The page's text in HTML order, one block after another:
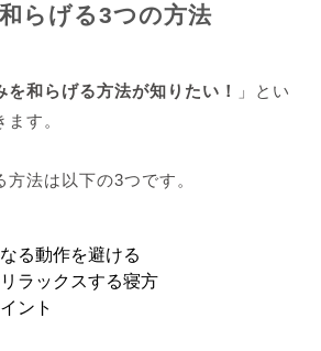
らげる3つの方法
を和らげる方法が知りたい！
」とい
す。
法は以下の3つです。
る動作を避ける
ラックスする寝方
ント